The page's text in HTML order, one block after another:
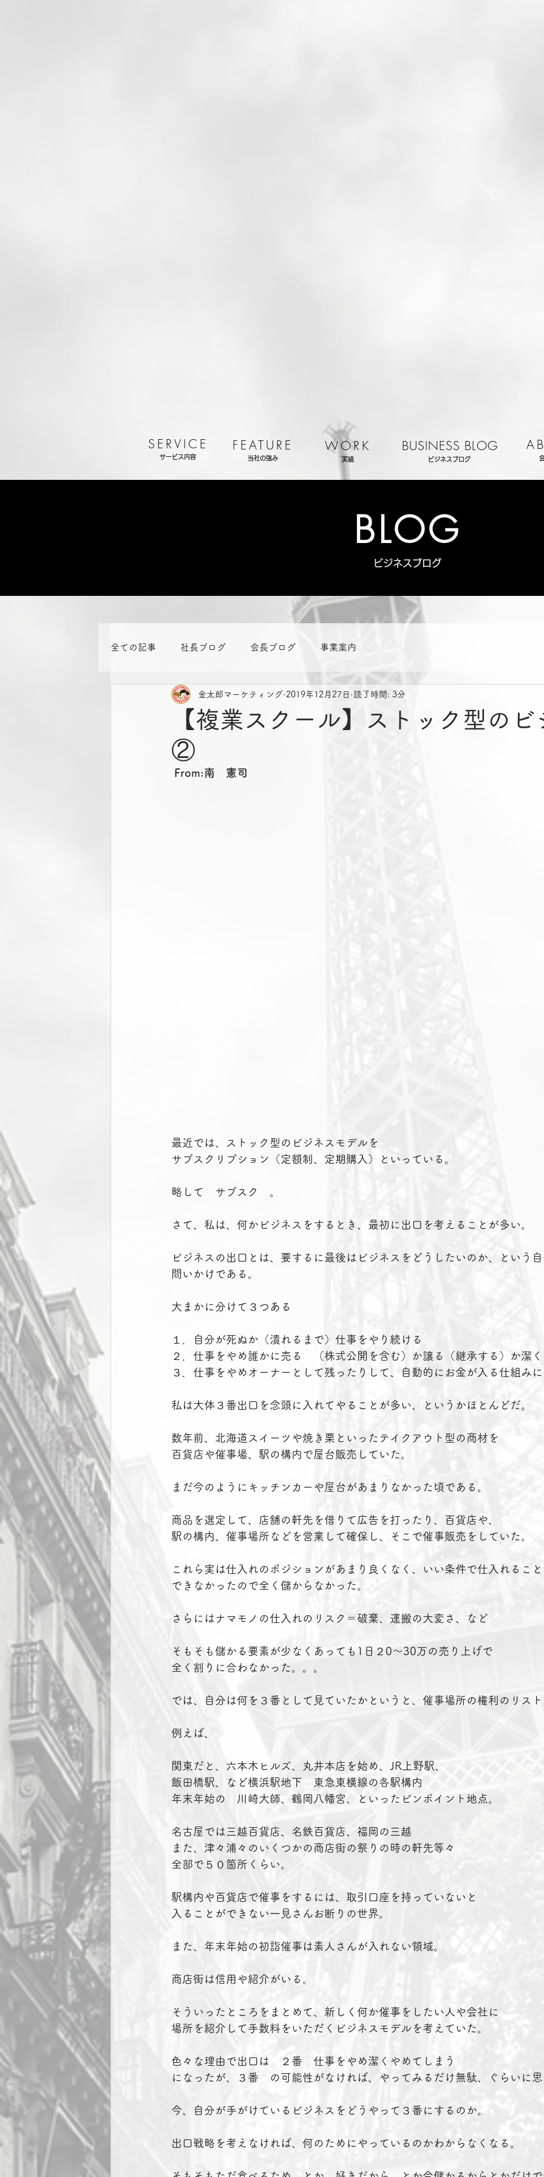
SERVICE
サービス内容
FEATURE
当社の強み
WORK
実績
BUSINESS BLOG
ビジネスブログ
BLOG
ビジネスブログ
全ての記事 社長ブログ 会長ブログ 事業案内
【複業スクール】ストック型のビ
②
金太郎マーケティング 2019年12月27日 読了時間: 3分
From:南　憲司
最近では、ストック型のビジネスモデルを
サブスクリプション（定額制、定期購入）といっている。
略して　サブスク　。
さて、私は、何かビジネスをするとき、最初に出口を考えることが多い。
ビジネスの出口とは、要するに最後はビジネスをどうしたいのか、という
問いかけである。
大まかに分けて３つある
１．自分が死ぬか（潰れるまで）仕事をやり続ける
２．仕事をやめ誰かに売る　（株式公開を含む）か譲る（継承する）か潔
３．仕事をやめオーナーとして残ったりして、自動的にお金が入る仕組み
私は大体３番出口を念頭に入れてやることが多い、というかほとんどだ。
数年前、北海道スイーツや焼き栗といったテイクアウト型の商材を
百貨店や催事場、駅の構内で屋台販売していた。
まだ今のようにキッチンカーや屋台があまりなかった頃である。
商品を選定して、店舗の軒先を借りて広告を打ったり、百貨店や、
駅の構内、催事場所などを営業して確保し、そこで催事販売をしていた。
これら実は仕入れのポジションがあまり良くなく、いい条件で仕入れるこ
できなかったので全く儲からなかった。
さらにはナマモノの仕入れのリスク＝破棄、運搬の大変さ、など
そもそも儲かる要素が少なくあっても1日２0～30万の売り上げで
全く割りに合わなかった。。。
では、自分は何を３番として見ていたかというと、催事場所の権利のリス
例えば、
関東だと、六本木ヒルズ、丸井本店を始め、JR上野駅、
飯田橋駅、など横浜駅地下　東急東横線の各駅構内
年末年始の　川崎大師、鶴岡八幡宮、といったピンポイント地点。
名古屋では三越百貨店、名鉄百貨店、福岡の三越
また、津々浦々のいくつかの商店街の祭りの時の軒先等々
全部で５０箇所くらい。
駅構内や百貨店で催事をするには、取引口座を持っていないと
入ることができない一見さんお断りの世界。
また、年末年始の初詣催事は素人さんが入れない領域。
商店街は信用や紹介がいる。
そういったところをまとめて、新しく何か催事をしたい人や会社に
場所を紹介して手数料をいただくビジネスモデルを考えていた。
色々な理由で出口は　２番　仕事をやめ潔くやめてしまう
になったが、３番　の可能性がなければ、やってみるだけ無駄、ぐらいに
今、自分が手がけているビジネスをどうやって３番にするのか。
出口戦略を考えなければ、何のためにやっているのかわからなくなる。